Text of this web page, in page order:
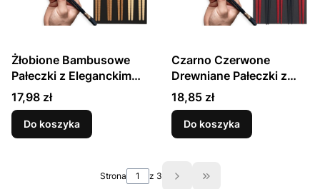
Żłobione Bambusowe
Pałeczki z Eleganckim
Motywem 5 Par 22,5cm
EMRO AZIATICA
Cena
17,98 zł
Do koszyka
Czarno Czerwone
Drewniane Pałeczki z
Orientalnym Motywem 5
Par 22,5cm EMRO
AZIATICA
Cena
18,85 zł
Do koszyka
Strona z 3 Przejdź do ostatniej